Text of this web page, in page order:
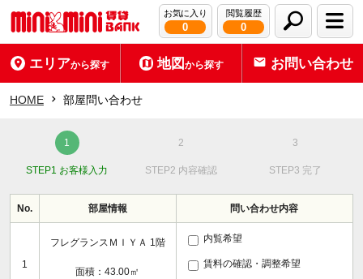
お気に入り
0
閲覧履歴
0
エリアから探す 地図から探す お問い合わせ
HOME 部屋問い合わせ
STEP1 お客様入力 STEP2 内容確認 STEP3 完了
No. 部屋情報 問い合わせ内容
1
フレグランスＭＩＹＡ 1階
面積：43.00㎡
内覧希望
賃料の確認・調整希望